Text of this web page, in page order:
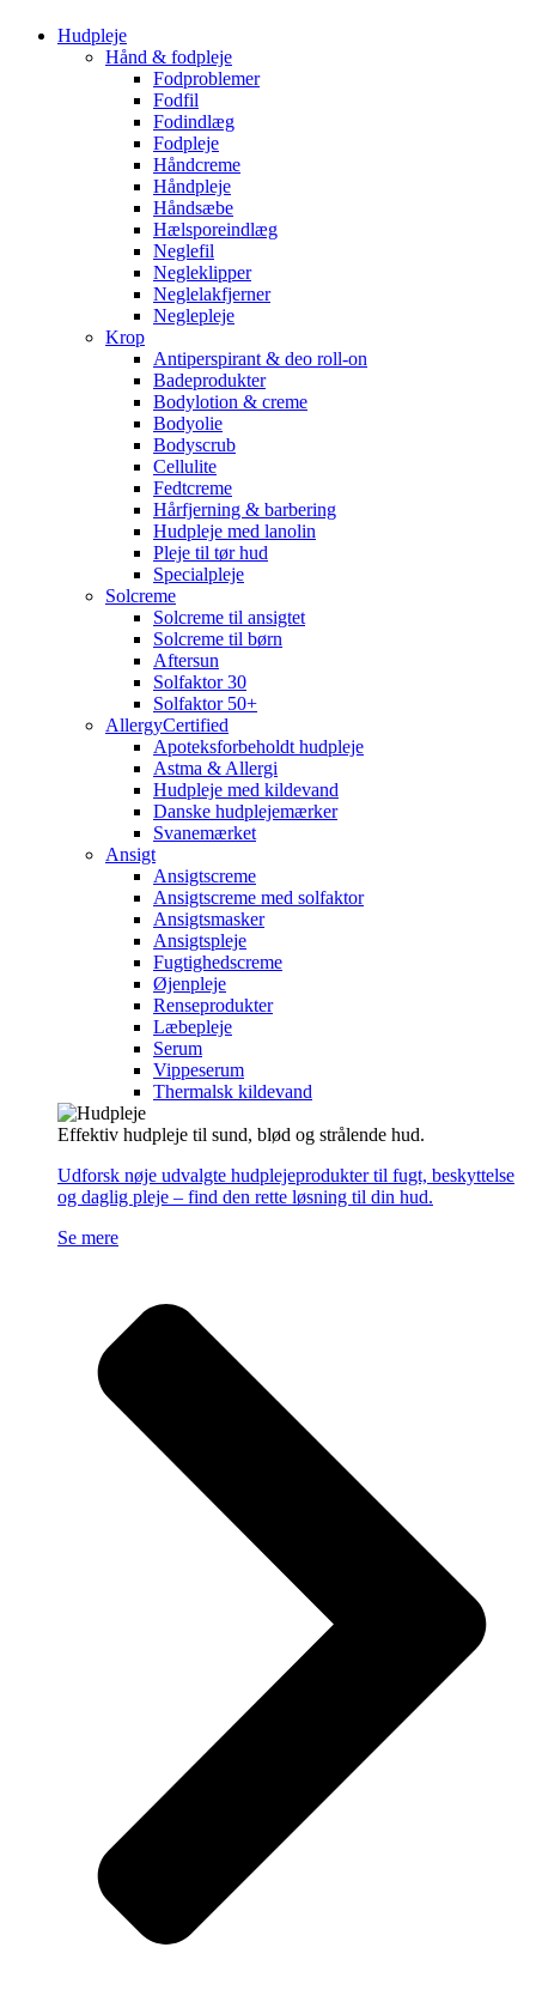
Hudpleje
Hånd & fodpleje
Fodproblemer
Fodfil
Fodindlæg
Fodpleje
Håndcreme
Håndpleje
Håndsæbe
Hælsporeindlæg
Neglefil
Negleklipper
Neglelakfjerner
Neglepleje
Krop
Antiperspirant & deo roll-on
Badeprodukter
Bodylotion & creme
Bodyolie
Bodyscrub
Cellulite
Fedtcreme
Hårfjerning & barbering
Hudpleje med lanolin
Pleje til tør hud
Specialpleje
Solcreme
Solcreme til ansigtet
Solcreme til børn
Aftersun
Solfaktor 30
Solfaktor 50+
AllergyCertified
Apoteksforbeholdt hudpleje
Astma & Allergi
Hudpleje med kildevand
Danske hudplejemærker
Svanemærket
Ansigt
Ansigtscreme
Ansigtscreme med solfaktor
Ansigtsmasker
Ansigtspleje
Fugtighedscreme
Øjenpleje
Renseprodukter
Læbepleje
Serum
Vippeserum
Thermalsk kildevand
Effektiv hudpleje til sund, blød og strålende hud.
Udforsk nøje udvalgte hudplejeprodukter til fugt, beskyttelse
og daglig pleje – find den rette løsning til din hud.
Se mere